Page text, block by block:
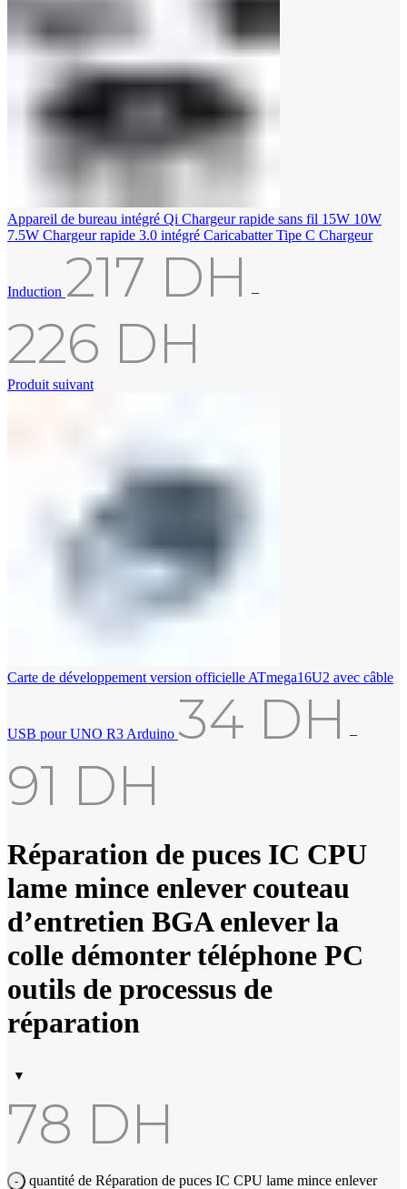
Appareil de bureau intégré Qi Chargeur rapide sans fil 15W 10W
7.5W Chargeur rapide 3.0 intégré Caricabatter Tipe C Chargeur
Induction 217 DH –
226 DH
Produit suivant
Carte de développement version officielle ATmega16U2 avec câble
USB pour UNO R3 Arduino 34 DH –
91 DH
Réparation de puces IC CPU
lame mince enlever couteau
d’entretien BGA enlever la
colle démonter téléphone PC
outils de processus de
réparation
78 DH
quantité de Réparation de puces IC CPU lame mince enlever